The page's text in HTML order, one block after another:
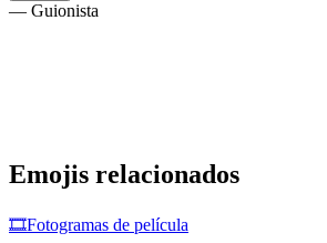
— Guionista
Emojis relacionados
🎞️Fotogramas de película